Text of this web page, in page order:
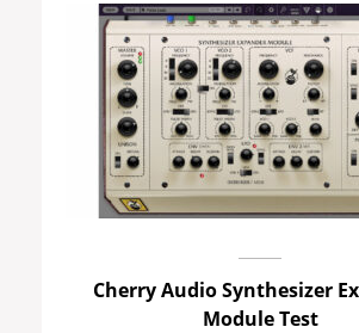
Cherry Audio Synthesizer
Module Test